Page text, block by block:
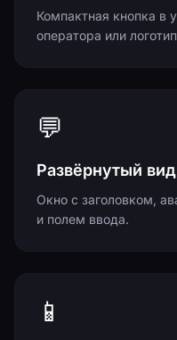
Компактная кнопка в
оператора или
💬
Развёрнутый вид
Окно с заголовком,
и полем ввода.
📱